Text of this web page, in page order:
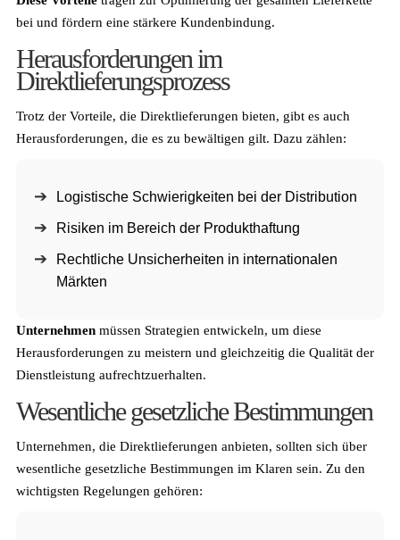
bei und fördern eine stärkere Kundenbindung.
Herausforderungen im
Direktlieferungsprozess
Trotz der Vorteile, die Direktlieferungen bieten, gibt es auch
Herausforderungen, die es zu bewältigen gilt. Dazu zählen:
Logistische Schwierigkeiten bei der Distribution
Risiken im Bereich der Produkthaftung
Rechtliche Unsicherheiten in internationalen
Märkten
Unternehmen müssen Strategien entwickeln, um diese
Herausforderungen zu meistern und gleichzeitig die Qualität der
Dienstleistung aufrechtzuerhalten.
Wesentliche gesetzliche Bestimmungen
Unternehmen, die Direktlieferungen anbieten, sollten sich über
wesentliche gesetzliche Bestimmungen im Klaren sein. Zu den
wichtigsten Regelungen gehören: